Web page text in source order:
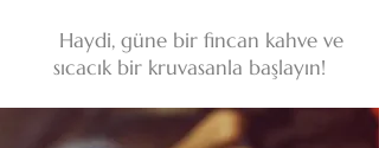
Haydi, güne bir fincan kahve ve
sıcacık bir kruvasanla başlayın!